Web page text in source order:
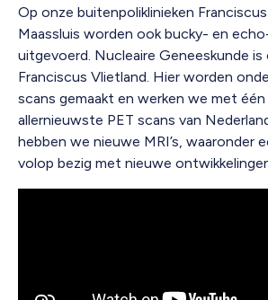
Op onze buitenpoliklinieken
Maassluis worden ook bucky- en
uitgevoerd. Nucleaire Geneeskunde
Franciscus Vlietland. Hier worden
scans gemaakt en werken we met één
allernieuwste PET scans van
hebben we nieuwe MRI’s, waaronder
volop bezig met nieuwe